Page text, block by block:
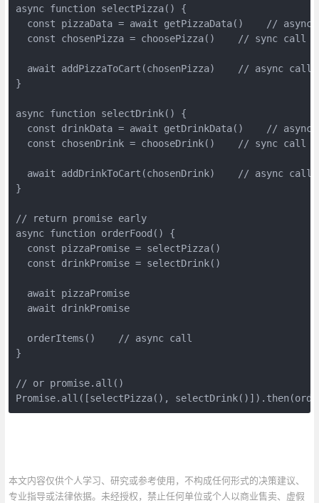
async function selectPizza() {
const pizzaData = await getPizzaData()    // async
  const chosenPizza = choosePizza()    // sync call
  await addPizzaToCart(chosenPizza)    // async call
}
async function selectDrink() {
const drinkData = await getDrinkData()    // async
  const chosenDrink = chooseDrink()    // sync call
  await addDrinkToCart(chosenDrink)    // async call
}
// return promise early
async function orderFood() {
  const pizzaPromise = selectPizza()
  const drinkPromise = selectDrink()
  await pizzaPromise
  await drinkPromise
  orderItems()    // async call
}
// or promise.all()
Promise.all([selectPizza(),
本文内容仅供个人学习、研究或参考使用，不构成任何形式的决策建议、
专业指导或法律依据。未经授权，禁止任何单位或个人以商业售卖、虚假